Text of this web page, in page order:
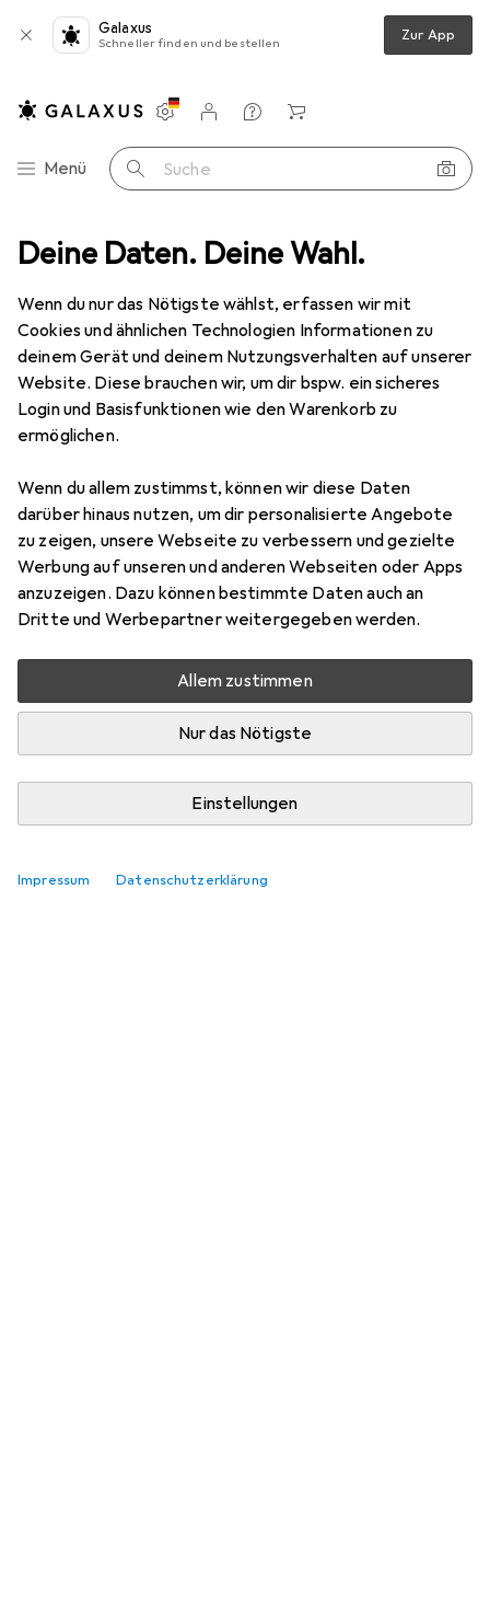
Deine Daten. Deine Wahl.
Wenn du nur das Nötigste wählst, erfassen wir mit
Cookies und ähnlichen Technologien Informationen zu
deinem Gerät und deinem Nutzungsverhalten auf unserer
Website. Diese brauchen wir, um dir bspw. ein sicheres
Login und Basisfunktionen wie den Warenkorb zu
ermöglichen.
Wenn du allem zustimmst, können wir diese Daten
darüber hinaus nutzen, um dir personalisierte Angebote
zu zeigen, unsere Webseite zu verbessern und gezielte
Werbung auf unseren und anderen Webseiten oder Apps
anzuzeigen. Dazu können bestimmte Daten auch an
Dritte und Werbepartner weitergegeben werden.
Allem zustimmen
Nur das Nötigste
Einstellungen
Impressum Datenschutzerklärung
Galaxus
Schneller finden und bestellen Zur App
Navigation nach Kategorien
Menü Suche
Einstellungen
Kundenkonto
Vergleichslisten
Merklisten
Warenkorb
Bücher Fachbücher LAN – 28 Projects
EUR
48,–
LAN – 28 Projects
Englisch, Französisch, Benoît Jallon, Umberto Napolitano, 2024
Zubehör für LAN – 28 Projects
Hier findest du passendes Zubehör zum Produkt LAN – 28
Projects.
Relevanz
Keine Produkte gefunden